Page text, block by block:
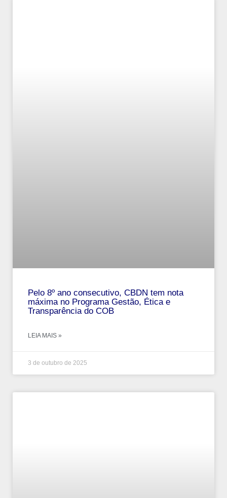
Pelo 8º ano consecutivo, CBDN tem nota
máxima no Programa Gestão, Ética e
Transparência do COB
LEIA MAIS »
3 de outubro de 2025